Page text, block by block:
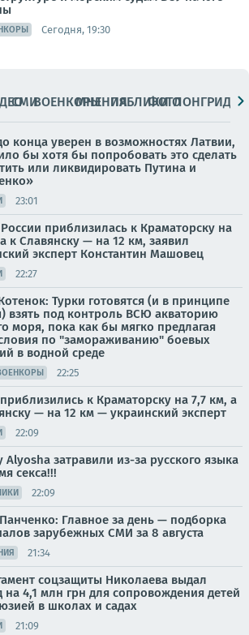
Сегодня, 19:30
СМИВОЕНКОРЫМНЕНИЯПАБЛИКИ
ФОТОЛОНГРИДЫ
конца уверен в возможностях Латвии,
бы хотя бы попробовать это сделать
или ликвидировать Путина и
23:01
приблизилась к Краматорску на
к Славянску — на 12 км, заявил
эксперт Константин Машовец
22:27
Турки готовятся (и в принципе
взять под контроль ВСЮ акваторию
моря, пока как бы мягко предлагая
по "замораживанию" боевых
в водной среде
22:25
к Краматорску на 7,7 км, а
— на 12 км — украинский эксперт
22:09
Alyosha затравили из-за русского языка
секса!!!
22:09
Главное за день — подборка
зарубежных СМИ за 8 августа
21:34
соцзащиты Николаева выдал
на 4,1 млн грн для сопровождения детей
в школах и садах
21:09